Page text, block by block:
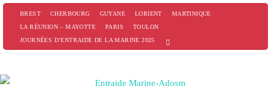
PasserBREST CHERBOURG GUYANE LORIENT
MARTINIQUE
LA RÉUNION – MAYOTTE
PARIS
TOULON
JOURNÉES D’ENTRAIDE DE LA MARINE 2025